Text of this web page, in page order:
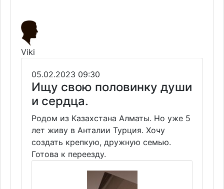
Viki
05.02.2023 09:30
Ищу свою половинку души
и сердца.
Родом из Казахстана Алматы. Но уже 5
лет живу в Анталии Турция. Хочу
создать крепкую, дружную семью.
Готова к переезду.